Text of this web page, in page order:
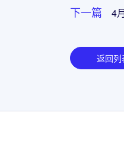
下一篇 4
返回列